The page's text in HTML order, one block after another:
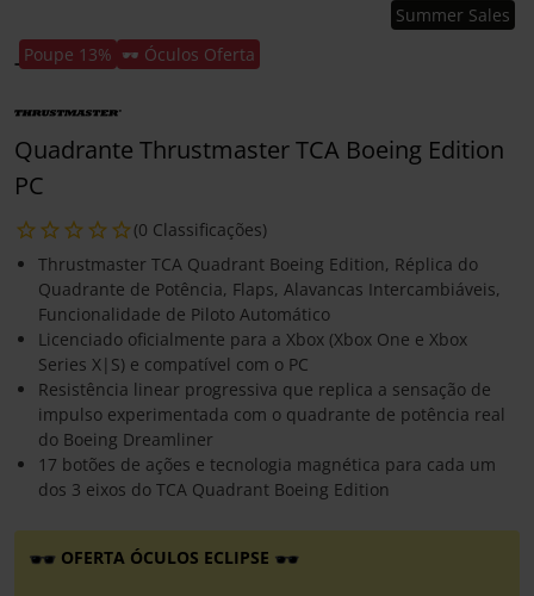
Poupe 13% 🕶️ Óculos Oferta
Summer Sales
Quadrante Thrustmaster TCA Boeing Edition
PC
(0 Classificações)
Thrustmaster TCA Quadrant Boeing Edition, Réplica do
Quadrante de Potência, Flaps, Alavancas Intercambiáveis,
Funcionalidade de Piloto Automático
Licenciado oficialmente para a Xbox (Xbox One e Xbox
Series X|S) e compatível com o PC
Resistência linear progressiva que replica a sensação de
impulso experimentada com o quadrante de potência real
do Boeing Dreamliner
17 botões de ações e tecnologia magnética para cada um
dos 3 eixos do TCA Quadrant Boeing Edition
OFERTA ÓCULOS ECLIPSE